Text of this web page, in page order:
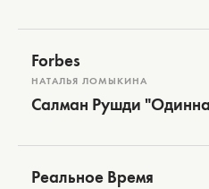
Forbes
НАТАЛЬЯ ЛОМЫКИНА
Салман Рушди
Реальное Время